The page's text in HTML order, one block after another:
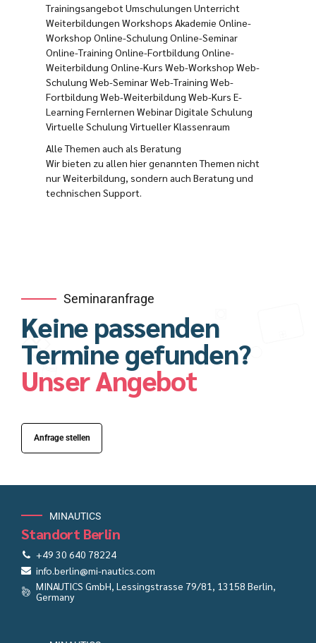
Trainingsangebot Umschulungen Unterricht
Weiterbildungen Workshops Akademie Online-
Workshop Online-Schulung Online-Seminar
Online-Training Online-Fortbildung Online-
Weiterbildung Online-Kurs Web-Workshop Web-
Schulung Web-Seminar Web-Training Web-
Fortbildung Web-Weiterbildung Web-Kurs E-
Learning Fernlernen Webinar Digitale Schulung
Virtuelle Schulung Virtueller Klassenraum
Alle Themen auch als Beratung
Wir bieten zu allen hier genannten Themen nicht
nur Weiterbildung, sondern auch Beratung und
technischen Support.
Seminaranfrage
Keine passenden
Termine gefunden?
Unser Angebot
Anfrage stellen
MINAUTICS
Standort Berlin
+49 30 640 78224
info.berlin@mi-nautics.com
MINAUTICS GmbH, Lessingstrasse 79/81, 13158 Berlin,
Germany